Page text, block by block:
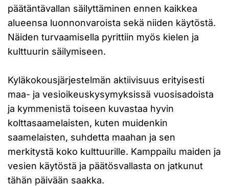
päätäntävallan säilyttäminen ennen kaikkea
alueensa luonnonvaroista sekä niiden käytöstä.
Näiden turvaamisella pyrittiin myös kielen ja
kulttuurin säilymiseen.
Kyläkokousjärjestelmän aktiivisuus erityisesti
maa- ja vesioikeuskysymyksissä vuosisadoista
ja kymmenistä toiseen kuvastaa hyvin
kolttasaamelaisten, kuten muidenkin
saamelaisten, suhdetta maahan ja sen
merkitystä koko kulttuurille. Kamppailu maiden ja
vesien käytöstä ja päätösvallasta on jatkunut
tähän päivään saakka.